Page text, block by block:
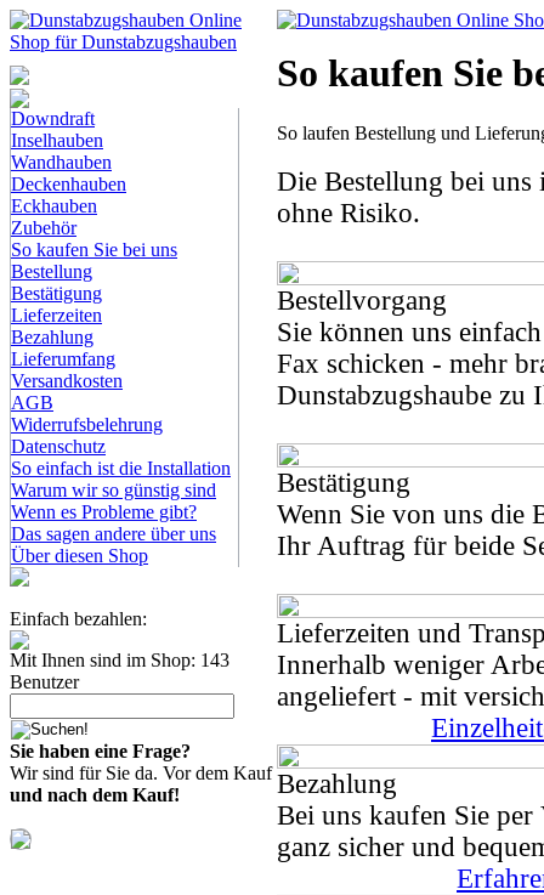
Downdraft
Inselhauben
Wandhauben
Deckenhauben
Eckhauben
Zubehör
So kaufen Sie bei uns
Bestellung
Bestätigung
Lieferzeiten
Bezahlung
Lieferumfang
Versandkosten
AGB
Widerrufsbelehrung
Datenschutz
So einfach ist die Installation
Warum wir so günstig sind
Wenn es Probleme gibt?
Das sagen andere über uns
Über diesen Shop
Einfach bezahlen:
Mit Ihnen sind im Shop: 143
Benutzer
Sie haben eine Frage?
Wir sind für Sie da. Vor dem Kauf
und nach dem Kauf!
So kaufen Sie
So laufen Bestellung und
Die Bestellung bei
ohne Risiko.
Bestellvorgang
Sie können uns
Fax schicken - mehr
Dunstabzugshaube zu
Bestätigung
Wenn Sie von uns die
Ihr Auftrag für beide
Lieferzeiten und
Innerhalb weniger
angeliefert - mit
Bezahlung
Bei uns kaufen Sie per
ganz sicher und